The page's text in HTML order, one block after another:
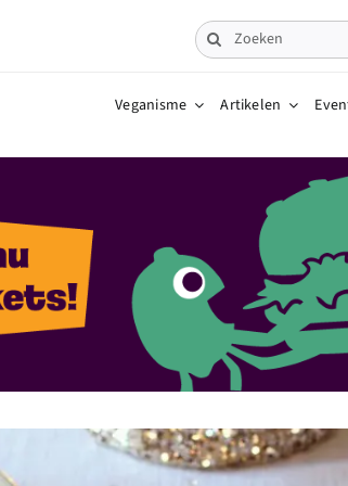
Zoeken
naar:
Veganisme Artikelen